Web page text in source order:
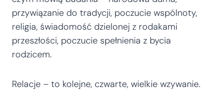
przywiązanie do tradycji, poczucie wspólnoty,
religia, świadomość dzielonej z rodakami
przeszłości, poczucie spełnienia z bycia
rodzicem.
Relacje – to kolejne, czwarte, wielkie wzywanie.